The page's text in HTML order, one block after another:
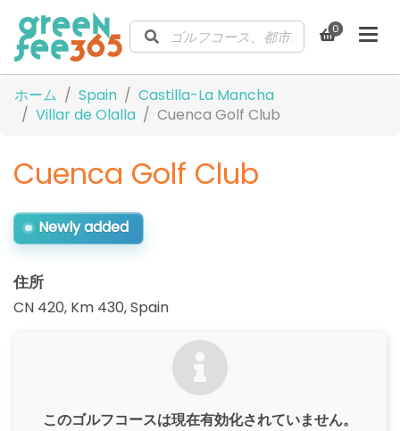
0
ホーム Spain
Castilla-La Mancha
Villar de Olalla
Cuenca Golf Club
Cuenca Golf Club
Newly added
住所
CN 420, Km 430,Spain
このゴルフコースは現在有効化されていません。